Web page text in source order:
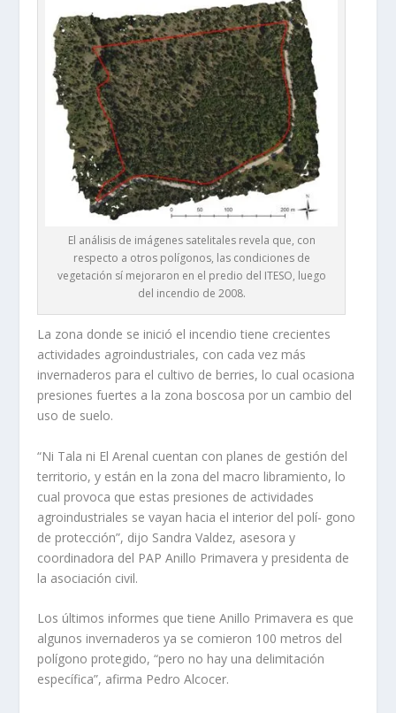
El análisis de imágenes satelitales revela que, con
respecto a otros polígonos, las condiciones de
vegetación sí mejoraron en el predio del ITESO, luego
del incendio de 2008.
La zona donde se inició el incendio tiene crecientes
actividades agroindustriales, con cada vez más
invernaderos para el cultivo de berries, lo cual ocasiona
presiones fuertes a la zona boscosa por un cambio del
uso de suelo.
“Ni Tala ni El Arenal cuentan con planes de gestión del
territorio, y están en la zona del macro libramiento, lo
cual provoca que estas presiones de actividades
agroindustriales se vayan hacia el interior del polí- gono
de protección”, dijo Sandra Valdez, asesora y
coordinadora del PAP Anillo Primavera y presidenta de
la asociación civil.
Los últimos informes que tiene Anillo Primavera es que
algunos invernaderos ya se comieron 100 metros del
polígono protegido, “pero no hay una delimitación
específica”, afirma Pedro Alcocer.